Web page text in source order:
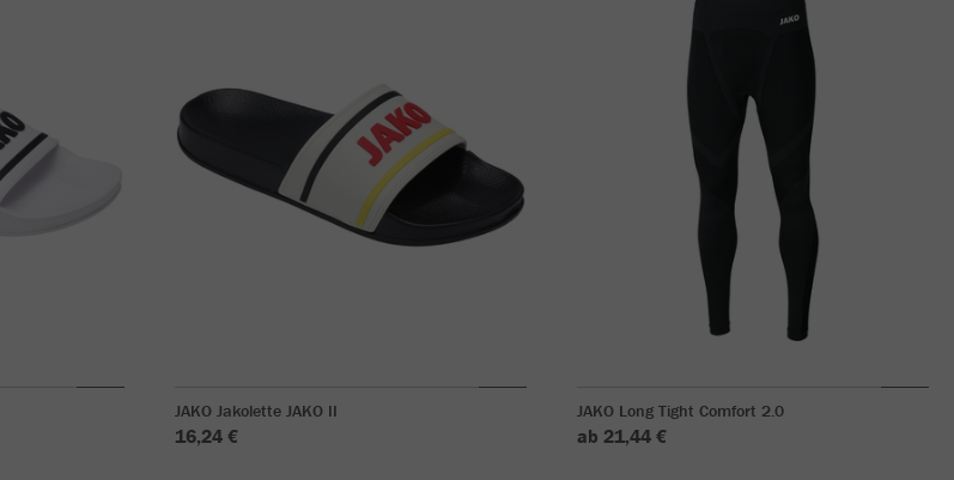
JAKO Jakolette JAKO II
16,24 €
JAKO Long Tight Comfort 2.0
ab 21,44 €